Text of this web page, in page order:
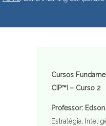
Cursos
CIP™I – Curso 2
Professor:
Estratégia,